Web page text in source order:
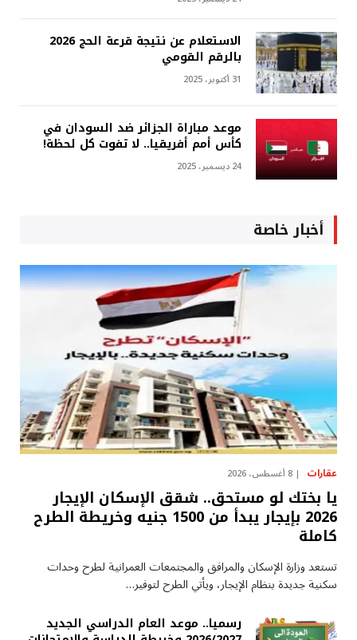
الاستعلام عن نتيجة قرعة الحج 2026
بالرقم القومي
31 أكتوبر، 2025
موعد مباراة الجزائر ضد السودان في
كأس أمم أفريقيا.. لا تفوت كل لحظة!
24 ديسمبر، 2025
أخبار خاصة
عقارات 8 أغسطس، 2026
يا بختك لو مستحق.. شقق الإسكان الإيجار
2026 بإيجار يبدأ من 1500 جنيه وخريطة الطرح
كاملة
تستعد وزارة الإسكان والمرافق والمجتمعات العمرانية لطرح وحدات
سكنية جديدة بنظام الإيجار، ويأتي الطرح لتوفير…
رسميا.. موعد العام الدراسي الجديد